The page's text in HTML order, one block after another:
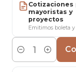
Largo: 120 cm
Alto: 76 cm
Cubierta:
Patas: de
Cotizaciones
mayoristas y
proyectos
Emitimos boleta
Cantidad